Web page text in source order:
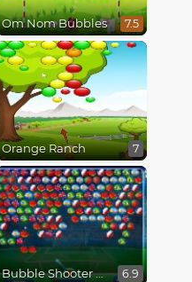
Om Nom Bubbles 7.5
Orange Ranch 7
Bubble Shooter World Cup 6.9